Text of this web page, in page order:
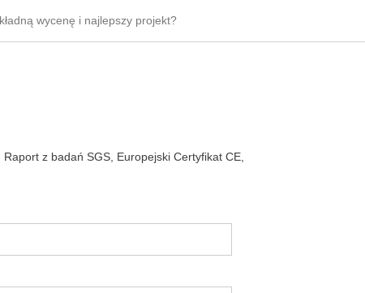
wycenę i najlepszy projekt?
z badań SGS, Europejski Certyfikat CE,